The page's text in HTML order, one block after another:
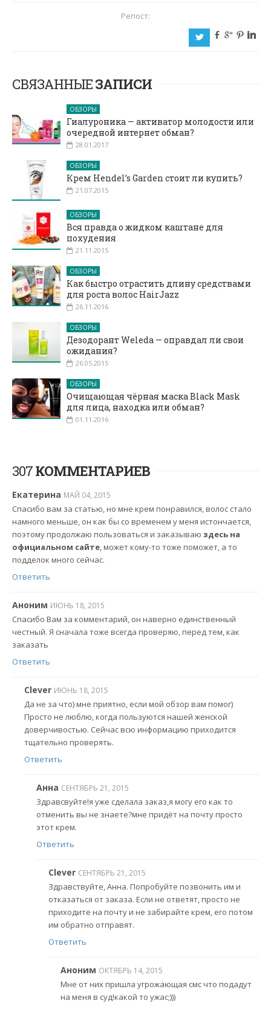
Репост:
a b c d j
СВЯЗАННЫЕЗАПИСИ
ОБЗОРЫ
Гиалуроника — активатор молодости или
очередной интернет обман?
28.01.2017
ОБЗОРЫ
Крем Hendel’s Garden стоит ли купить?
21.07.2015
ОБЗОРЫ
Вся правда о жидком каштане для
похудения
21.11.2015
ОБЗОРЫ
Как быстро отрастить длину средствами
для роста волос HairJazz
26.11.2016
ОБЗОРЫ
Дезодорант Weleda — оправдал ли свои
ожидания?
26.05.2015
ОБЗОРЫ
Очищающая чёрная маска Black Mask
для лица, находка или обман?
01.11.2016
307КОММЕНТАРИЕВ
Екатерина МАЙ 04, 2015
Спасибо вам за статью, но мне крем понравился, волос стало
намного меньше, он как бы со временем у меня истончается,
поэтому продолжаю пользоваться и заказываю здесь на
официальном сайте, может кому-то тоже поможет, а то
подделок много сейчас.
Ответить
Аноним ИЮНЬ 18, 2015
Спасибо Вам за комментарий, он наверно единственный
честный. Я сначала тоже всегда проверяю, перед тем, как
заказать
Ответить
Clever ИЮНЬ 18, 2015
Да не за что) мне приятно, если мой обзор вам помог)
Просто не люблю, когда пользуются нашей женской
доверчивостью. Сейчас всю информацию приходится
тщательно проверять.
Ответить
Анна СЕНТЯБРЬ 21, 2015
Здравсвуйте!я уже сделала заказ,я могу его как то
отменить вы не знаете?мне придёт на почту просто
этот крем.
Ответить
Clever СЕНТЯБРЬ 21, 2015
Здравствуйте, Анна. Попробуйте позвонить им и
отказаться от заказа. Если не ответят, просто не
приходите на почту и не забирайте крем, его потом
им обратно отправят.
Ответить
Аноним ОКТЯБРЬ 14, 2015
Мне от них пришла угрожающая смс что подадут
на меня в суд!какой то ужас;)))